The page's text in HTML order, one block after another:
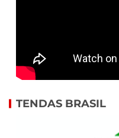
TENDAS BRASIL